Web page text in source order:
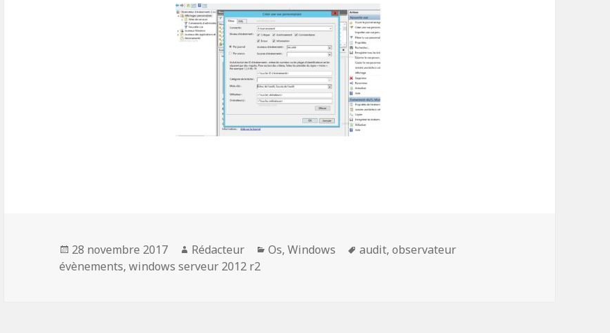
Publié
le
28 novembre 2017 Auteur
Rédacteur Catégories
Os,Windows
Mots-
audit,observateur
évènements,windows serveur 2012 r2